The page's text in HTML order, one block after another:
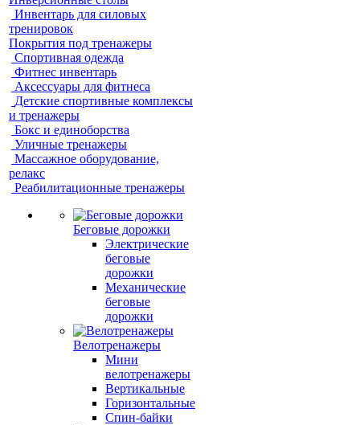
Инвентарь для силовых
тренировок
Покрытия под тренажеры
Спортивная одежда
Фитнес инвентарь
Аксессуары для фитнеса
Детские спортивные комплексы
и тренажеры
Бокс и единоборства
Уличные тренажеры
Массажное оборудование,
релакс
Реабилитационные тренажеры
Беговые дорожки
Электрические
беговые
дорожки
Механические
беговые
дорожки
Велотренажеры
Мини
велотренажеры
Вертикальные
Горизонтальные
Спин-байки